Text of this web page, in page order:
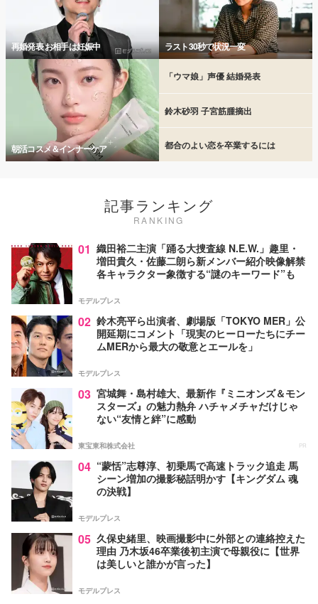
再婚発表 お相手は妊娠中 ラスト30秒で状況一変
朝活コスメ＆インナーケア
「ウマ娘」声優 結婚発表
鈴木砂羽 子宮筋腫摘出
都合のよい恋を卒業するには
記事ランキング
RANKING
01 織田裕二主演「踊る大捜査線 N.E.W.」趣里・
増田貴久・佐藤二朗ら新メンバー紹介映像解禁
各キャラクター象徴する“謎のキーワード”も
モデルプレス
02 鈴木亮平ら出演者、劇場版「TOKYO MER」公
開延期にコメント「現実のヒーローたちにチー
ムMERから最大の敬意とエールを」
モデルプレス
03 宮城舞・島村雄大、最新作『ミニオンズ＆モン
スターズ』の魅力熱弁 ハチャメチャだけじゃ
ない“友情と絆”に感動
東宝東和株式会社 PR
04 “蒙恬”志尊淳、初乗馬で高速トラック追走 馬
シーン増加の撮影秘話明かす【キングダム 魂
の決戦】
モデルプレス
05 久保史緒里、映画撮影中に外部との連絡控えた
理由 乃木坂46卒業後初主演で母親役に【世界
は美しいと誰かが言った】
モデルプレス